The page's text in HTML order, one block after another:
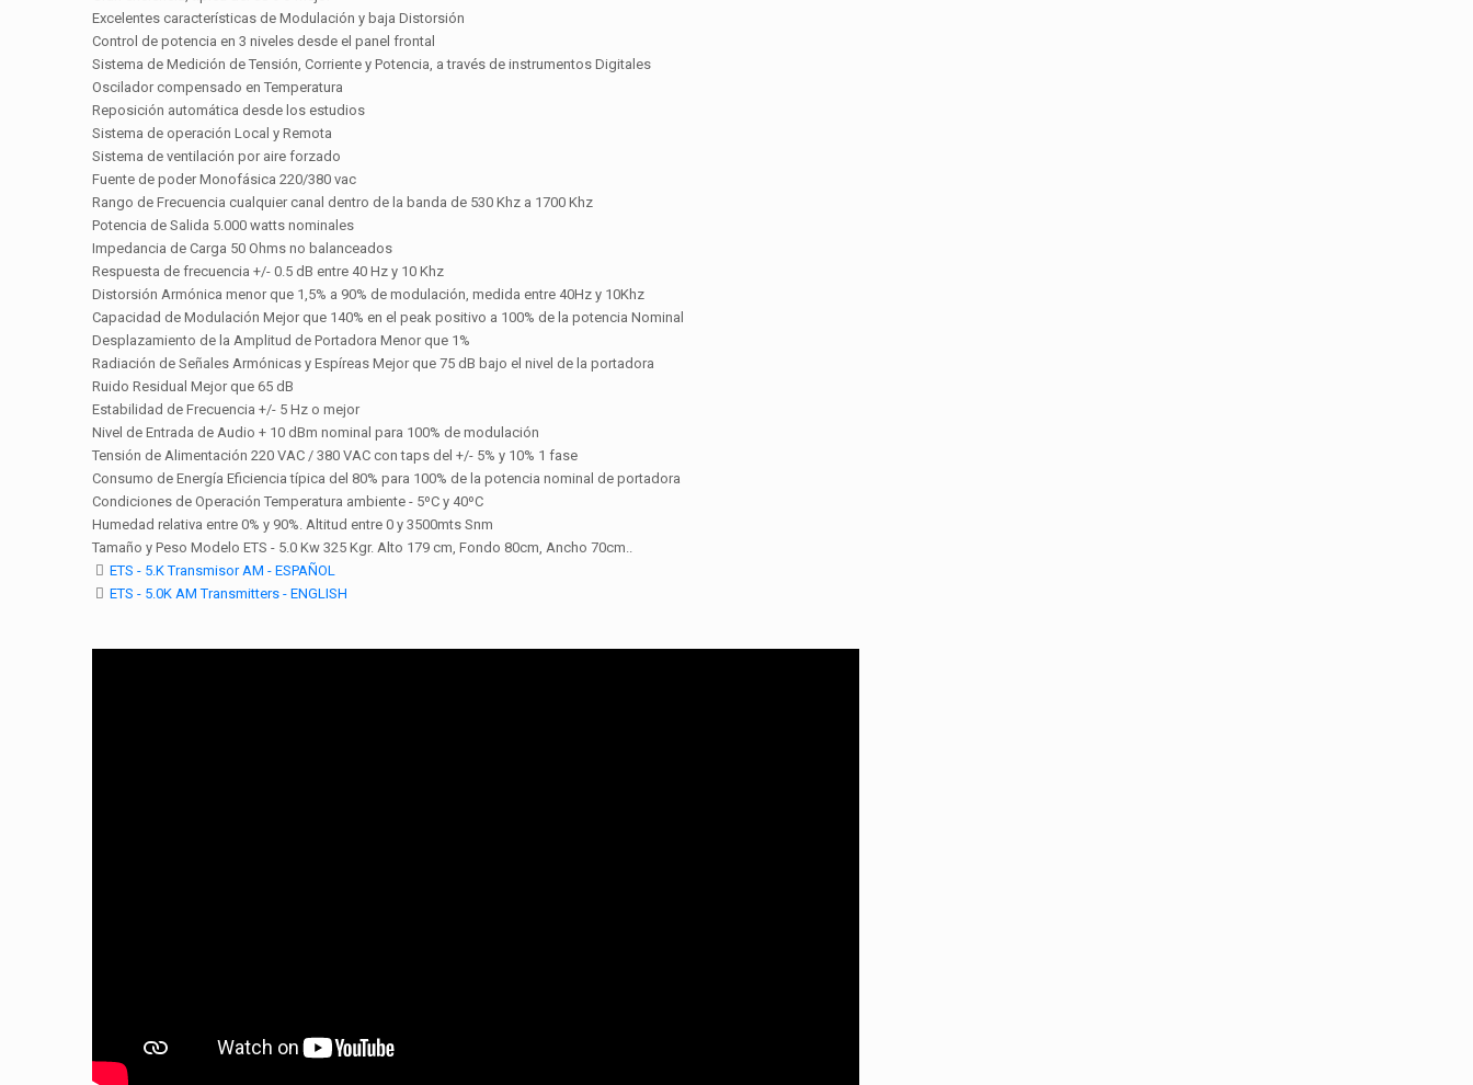
Excelentes características de Modulación y baja Distorsión
Control de potencia en 3 niveles desde el panel frontal
Sistema de Medición de Tensión, Corriente y Potencia, a través de instrumentos Digitales
Oscilador compensado en Temperatura
Reposición automática desde los estudios
Sistema de operación Local y Remota
Sistema de ventilación por aire forzado
Fuente de poder Monofásica 220/380 vac
Rango de Frecuencia cualquier canal dentro de la banda de 530 Khz a 1700 Khz
Potencia de Salida 5.000 watts nominales
Impedancia de Carga 50 Ohms no balanceados
Respuesta de frecuencia +/- 0.5 dB entre 40 Hz y 10 Khz
Distorsión Armónica menor que 1,5% a 90% de modulación, medida entre 40Hz y 10Khz
Capacidad de Modulación Mejor que 140% en el peak positivo a 100% de la potencia Nominal
Desplazamiento de la Amplitud de Portadora Menor que 1%
Radiación de Señales Armónicas y Espíreas Mejor que 75 dB bajo el nivel de la portadora
Ruido Residual Mejor que 65 dB
Estabilidad de Frecuencia +/- 5 Hz o mejor
Nivel de Entrada de Audio + 10 dBm nominal para 100% de modulación
Tensión de Alimentación 220 VAC / 380 VAC con taps del +/- 5% y 10% 1 fase
Consumo de Energía Eficiencia típica del 80% para 100% de la potencia nominal de portadora
Condiciones de Operación Temperatura ambiente - 5ºC y 40ºC
Humedad relativa entre 0% y 90%. Altitud entre 0 y 3500mts Snm
Tamaño y Peso Modelo ETS - 5.0 Kw 325 Kgr. Alto 179 cm, Fondo 80cm, Ancho 70cm..
ETS - 5.K Transmisor AM - ESPAÑOL
ETS - 5.0K AM Transmitters - ENGLISH